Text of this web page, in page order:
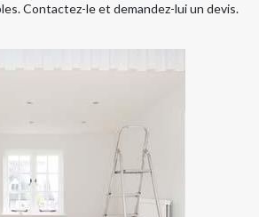
Contactez-le et demandez-lui un devis.